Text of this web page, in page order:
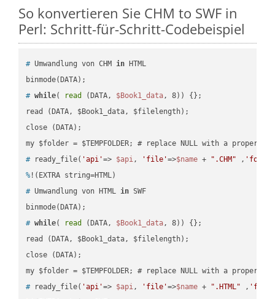
So konvertieren Sie CHM to SWF in
Perl: Schritt-für-Schritt-Codebeispiel
# Umwandlung von CHM in HTML
# while( read (DATA, $Book1_data, 8)) {};
read (DATA, $Book1_data, $filelength);
close (DATA);
# ready_file( 'api'=> $api, 'file'=>$name + ".CHM" ,
% !(EXTRA string=HTML)
# Umwandlung von HTML in SWF
# while( read (DATA, $Book1_data, 8)) {};
read (DATA, $Book1_data, $filelength);
close (DATA);
# ready_file( 'api'=> $api, 'file'=>$name + ".HTML" ,